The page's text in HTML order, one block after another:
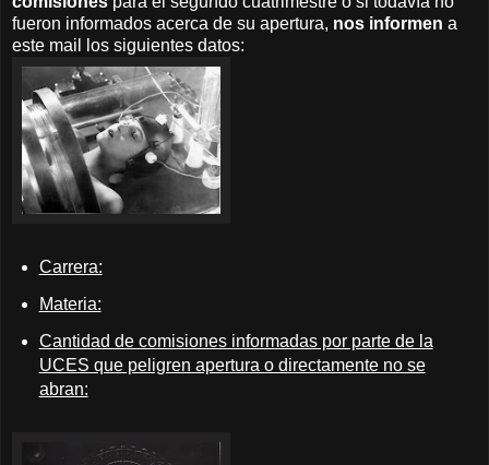
fueron informados acerca de su apertura, nos informen a
este mail los siguientes datos:
Carrera:
Materia:
Cantidad de comisiones informadas por parte de la
UCES que peligren apertura o directamente no se
abran: